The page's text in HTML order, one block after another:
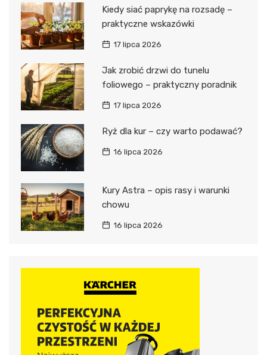
Kiedy siać paprykę na rozsadę –
praktyczne wskazówki
17 lipca 2026
Jak zrobić drzwi do tunelu
foliowego – praktyczny poradnik
17 lipca 2026
Ryż dla kur – czy warto podawać?
16 lipca 2026
Kury Astra – opis rasy i warunki
chowu
16 lipca 2026